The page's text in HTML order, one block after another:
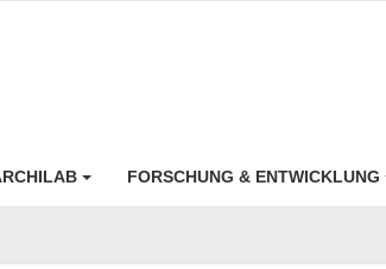
FORSCHUNG & ENTWICKLUNG